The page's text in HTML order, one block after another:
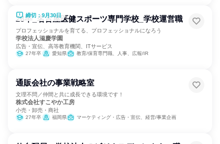
締切：9月30日
28卒_名古屋医健スポーツ専門学校_学校運営職
プロフェッショナルを育てる、プロフェッショナルになろう
学校法人滋慶学園
広告・宣伝、高等教育機関、ITサービス
27年卒 愛知県 教育/保育専門職、人事、広報/IR
通販会社の事業戦略室
文理不問／仲間と共に成長できる環境です！
株式会社すこやか工房
小売・卸売・商社
27年卒 福岡県 マーケティング・広告・宣伝、経営/事業企画